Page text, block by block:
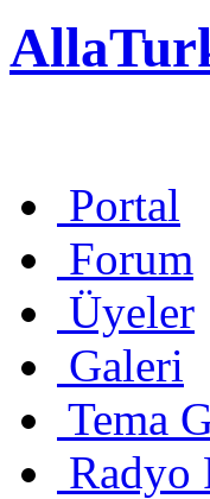
Portal
Forum
Üyeler
Galeri
Tema
Radyo